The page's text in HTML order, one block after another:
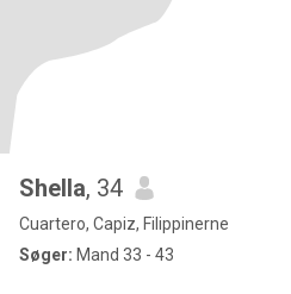
Shella, 34
Cuartero, Capiz, Filippinerne
Søger: Mand 33 - 43